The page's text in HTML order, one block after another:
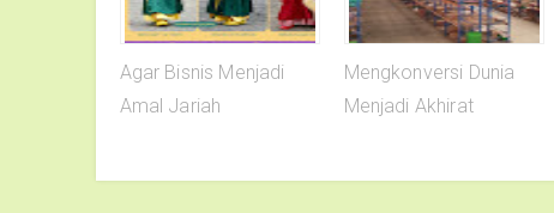
Agar Bisnis Menjadi
Amal Jariah
Mengkonversi Dunia
Menjadi Akhirat